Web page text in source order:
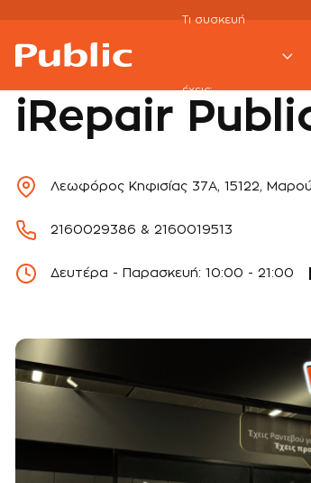
Τι συσκευή
έχεις;
iRepair
Λεωφόρος Κηφισίας 37Α, 15122,
2160029386 & 2160019513
Δευτέρα - Παρασκευή: 10:00 - 21:00